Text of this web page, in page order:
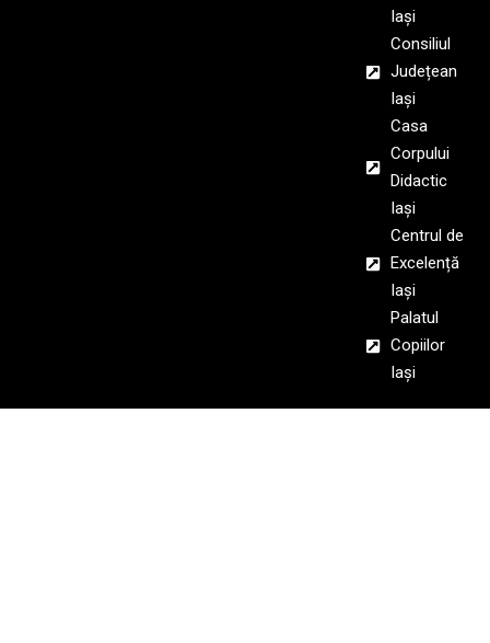
Iași
Consiliul
Județean
Iași
Casa
Corpului
Didactic
Iași
Centrul de
Excelență
Iași
Palatul
Copiilor
Iași